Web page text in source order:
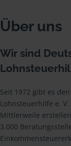
Über uns
Wir sind
Seit 1972 gibt es
Lohnsteuerhilfe e.
Mittlerweile
3.000